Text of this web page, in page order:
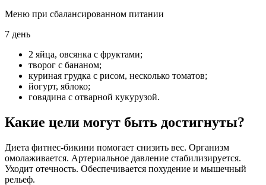
Меню при сбалансированном питании
7 день
2 яйца, овсянка с фруктами;
творог с бананом;
куриная грудка с рисом, несколько томатов;
йогурт, яблоко;
говядина с отварной кукурузой.
Какие цели могут быть достигнуты?
Диета фитнес-бикини помогает снизить вес. Организм
омолаживается. Артериальное давление стабилизируется.
Уходит отечность. Обеспечивается похудение и мышечный
рельеф.